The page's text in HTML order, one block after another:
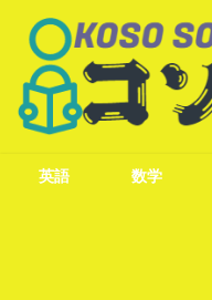
英語 数学